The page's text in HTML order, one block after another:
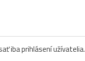
iba prihlásení užívatelia.